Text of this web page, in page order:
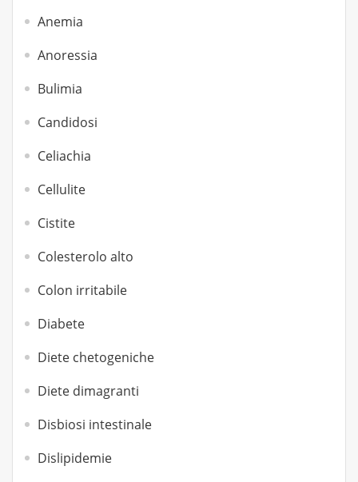
Anemia
Anoressia
Bulimia
Candidosi
Celiachia
Cellulite
Cistite
Colesterolo alto
Colon irritabile
Diabete
Diete chetogeniche
Diete dimagranti
Disbiosi intestinale
Dislipidemie